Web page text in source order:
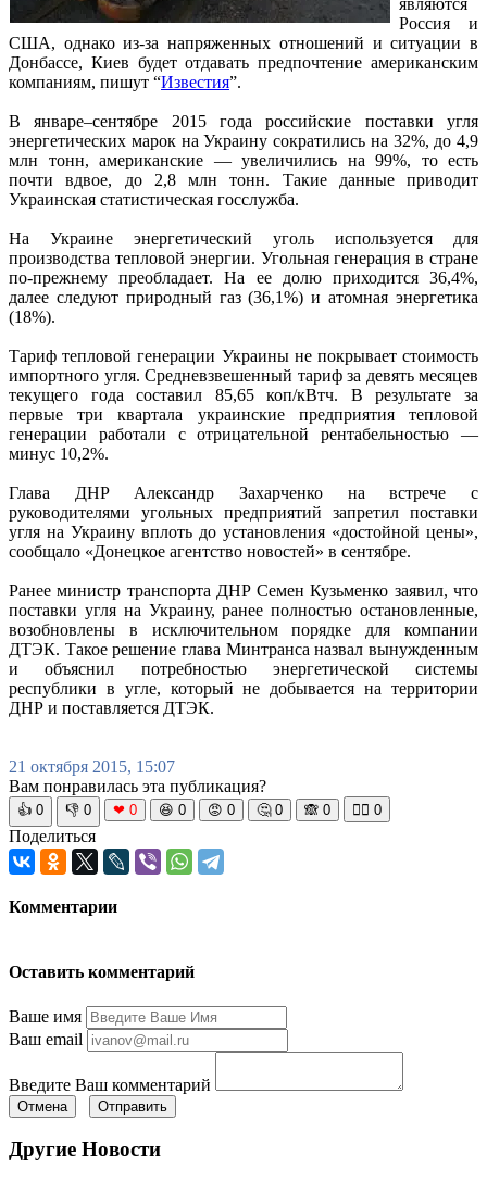
Россия и
США, однако из-за напряженных отношений и ситуации в
Донбассе, Киев будет отдавать предпочтение американским
компаниям, пишут “Известия”.
В январе–сентябре 2015 года российские поставки угля
энергетических марок на Украину сократились на 32%, до 4,9
млн тонн, американские — увеличились на 99%, то есть
почти вдвое, до 2,8 млн тонн. Такие данные приводит
Украинская статистическая госслужба.
На Украине энергетический уголь используется для
производства тепловой энергии. Угольная генерация в стране
по-прежнему преобладает. На ее долю приходится 36,4%,
далее следуют природный газ (36,1%) и атомная энергетика
(18%).
Тариф тепловой генерации Украины не покрывает стоимость
импортного угля. Средневзвешенный тариф за девять месяцев
текущего года составил 85,65 коп/кВтч. В результате за
первые три квартала украинские предприятия тепловой
генерации работали с отрицательной рентабельностью —
минус 10,2%.
Глава ДНР Александр Захарченко на встрече с
руководителями угольных предприятий запретил поставки
угля на Украину вплоть до установления «достойной цены»,
сообщало «Донецкое агентство новостей» в сентябре.
Ранее министр транспорта ДНР Семен Кузьменко заявил, что
поставки угля на Украину, ранее полностью остановленные,
возобновлены в исключительном порядке для компании
ДТЭК. Такое решение глава Минтранса назвал вынужденным
и объяснил потребностью энергетической системы
республики в угле, который не добывается на территории
ДНР и поставляется ДТЭК.
21 октября 2015, 15:07
Вам понравилась эта публикация?
👍 0 👎 0 ❤ 0 😆 0 😡 0 🤔 0 🙈 0 🧘‍♀️ 0
Поделиться
Комментарии
Оставить комментарий
Ваше имя
Ваш email
Введите Ваш комментарий
Отмена Отправить
Другие Новости